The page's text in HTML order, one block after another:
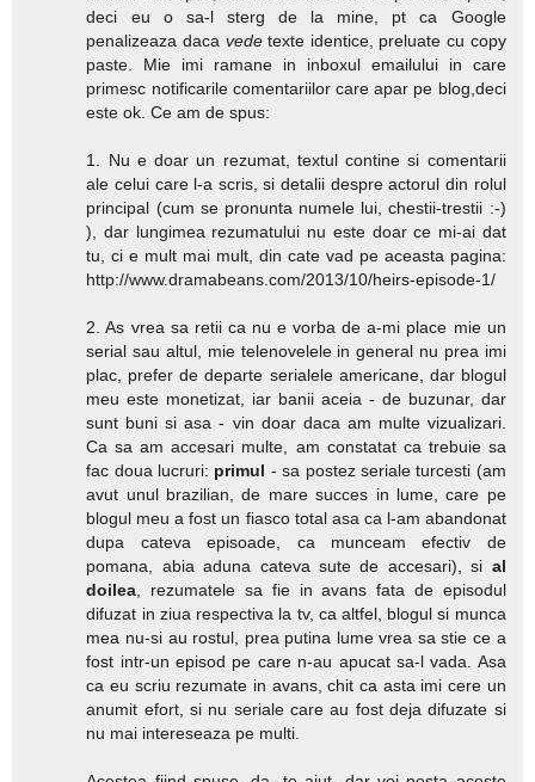
deci eu o sa-l sterg de la mine, pt ca Google
penalizeaza daca vedetexte identice, preluate cu copy
paste. Mie imi ramane in inboxul emailului in care
primesc notificarile comentariilor care apar pe blog,deci
este ok. Ce am de spus:
1. Nu e doar un rezumat, textul contine si comentarii
ale celui care l-a scris, si detalii despre actorul din rolul
principal (cum se pronunta numele lui, chestii-trestii :-)
), dar lungimea rezumatului nu este doar ce mi-ai dat
tu, ci e mult mai mult, din cate vad pe aceasta pagina:
http://www.dramabeans.com/2013/10/heirs-episode-1/
2. As vrea sa retii ca nu e vorba de a-mi place mie un
serial sau altul, mie telenovelele in general nu prea imi
plac, prefer de departe serialele americane, dar blogul
meu este monetizat, iar banii aceia - de buzunar, dar
sunt buni si asa - vin doar daca am multe vizualizari.
Ca sa am accesari multe, am constatat ca trebuie sa
fac doua lucruri: primul - sa postez seriale turcesti (am
avut unul brazilian, de mare succes in lume, care pe
blogul meu a fost un fiasco total asa ca l-am abandonat
dupa cateva episoade, ca munceam efectiv de
pomana, abia aduna cateva sute de accesari), si al
doilea, rezumatele sa fie in avans fata de episodul
difuzat in ziua respectiva la tv, ca altfel, blogul si munca
mea nu-si au rostul, prea putina lume vrea sa stie ce a
fost intr-un episod pe care n-au apucat sa-l vada. Asa
ca eu scriu rezumate in avans, chit ca asta imi cere un
anumit efort, si nu seriale care au fost deja difuzate si
nu mai intereseaza pe multi.